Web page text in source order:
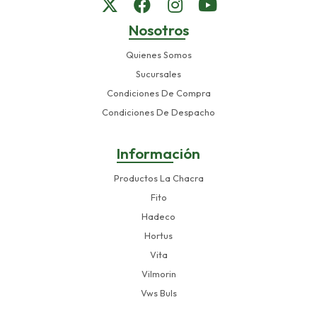
Nosotros
Quienes Somos
Sucursales
Condiciones De Compra
Condiciones De Despacho
Información
Productos La Chacra
Fito
Hadeco
Hortus
Vita
Vilmorin
Vws Buls